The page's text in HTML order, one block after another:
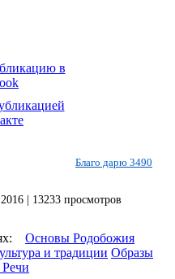
в
Благо дарю 3490
| 13233 просмотров
Основы Родобожия
и традиции Образы